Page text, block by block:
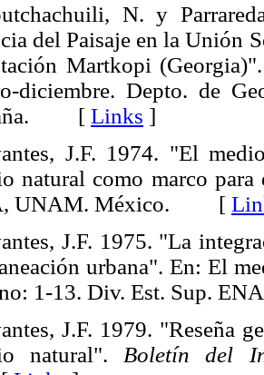
N. y
del Paisaje en la Unión
Martkopi
diciembre. Depto. de
[ Links ]
J.F. 1974. "El
natural como marco
UNAM. México. [
J.F. 1975. "La
urbana". En: El
1-13. Div. Est. Sup.
J.F. 1979. "Reseña
natural". Boletín del